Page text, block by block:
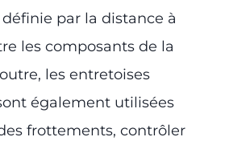
par la distance à
les composants de la
les entretoises
également utilisées
frottements, contrôler